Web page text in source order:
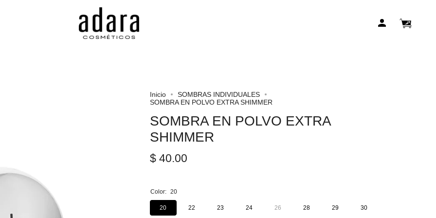
Carrito
Inicio
SOMBRAS INDIVIDUALES
SOMBRA EN POLVO EXTRA SHIMMER
SOMBRA EN POLVO EXTRA
SHIMMER
$ 40.00
Color: 20
20 22 23 24 26 28 29 30